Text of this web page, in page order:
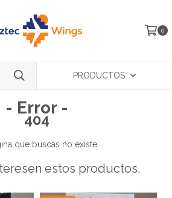
0
PRODUCTOS
- Error -
404
que buscas no existe.
estos productos.